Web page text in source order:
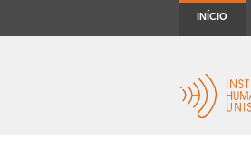
INÍCIO